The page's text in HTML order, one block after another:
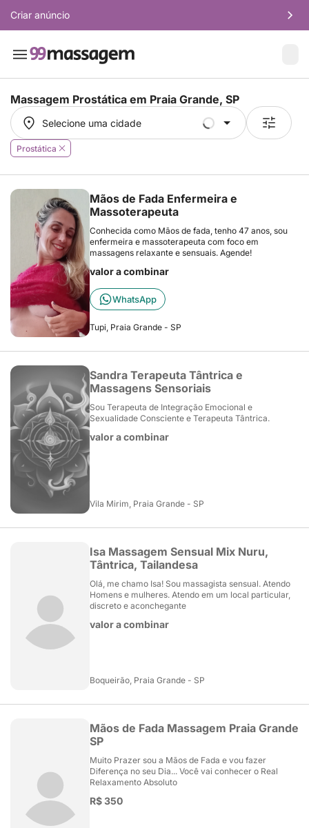
Criar anúncio
Massagem Prostática em Praia Grande, SP
Selecione uma cidade
Selecione uma cidade
Prostática
Mãos de Fada Enfermeira e
Massoterapeuta
Conhecida como Mãos de fada, tenho 47 anos, sou
enfermeira e massoterapeuta com foco em
massagens relaxante e sensuais. Agende!
valor a combinar
WhatsApp
Tupi, Praia Grande - SP
Sandra Terapeuta Tântrica e
Massagens Sensoriais
Sou Terapeuta de Integração Emocional e
Sexualidade Consciente e Terapeuta Tântrica.
valor a combinar
Vila Mirim, Praia Grande - SP
Isa Massagem Sensual Mix Nuru,
Tântrica, Tailandesa
Olá, me chamo Isa! Sou massagista sensual. Atendo
Homens e mulheres. Atendo em um local particular,
discreto e aconchegante
valor a combinar
Boqueirão, Praia Grande - SP
Mãos de Fada Massagem Praia Grande
SP
Muito Prazer sou a Mãos de Fada e vou fazer
Diferença no seu Dia... Você vai conhecer o Real
Relaxamento Absoluto
R$ 350